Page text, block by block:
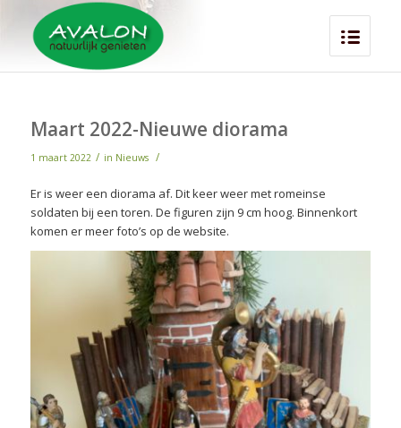
Maart 2022-Nieuwe diorama
1 maart 2022 / in Nieuws /
Er is weer een diorama af. Dit keer weer met romeinse
soldaten bij een toren. De figuren zijn 9 cm hoog. Binnenkort
komen er meer foto’s op de website.